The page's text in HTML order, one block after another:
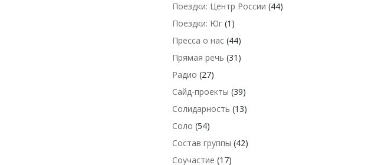
Поездки: Центр России (44)
Поездки: Юг (1)
Пресса о нас (44)
Прямая речь (31)
Радио (27)
Сайд-проекты (39)
Солидарность (13)
Соло (54)
Состав группы (42)
Соучастие (17)